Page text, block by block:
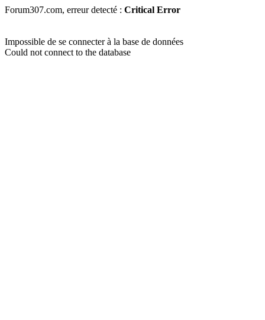
Forum307.com, erreur detecté : Critical Error
Impossible de se connecter à la base de données
Could not connect to the database